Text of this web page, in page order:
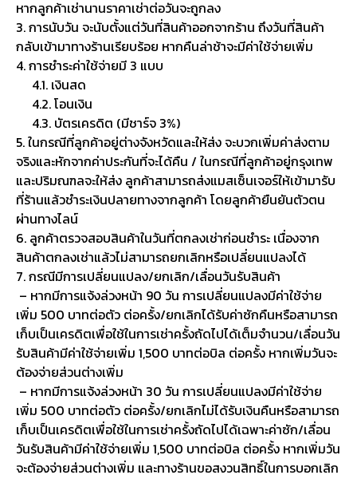
หากลูกค้าเช่านานราคาเช่าต่อวันจะถูกลง
3. การนับวัน จะนับตั้งแต่วันที่สินค้าออกจากร้าน ถึงวันที่สินค้า
กลับเข้ามาทางร้านเรียบร้อย หากคืนล่าช้าจะมีค่าใช้จ่ายเพิ่ม
4. การชำระค่าใช้จ่ายมี 3 แบบ
4.1. เงินสด
4.2. โอนเงิน
4.3. บัตรเครดิต (มีชาร์จ 3%)
5. ในกรณีที่ลูกค้าอยู่ต่างจังหวัดและให้ส่ง จะบวกเพิ่มค่าส่งตาม
จริงและหักจากค่าประกันที่จะได้คืน / ในกรณีที่ลูกค้าอยู่กรุงเทพ
และปริมณฑลจะให้ส่ง ลูกค้าสามารถส่งแมสเซ็นเจอร์ให้เข้ามารับ
ที่ร้านแล้วชำระเงินปลายทางจากลูกค้า โดยลูกค้ายืนยันตัวตน
ผ่านทางไลน์
6. ลูกค้าตรวจสอบสินค้าในวันที่ตกลงเช่าก่อนชำระ เนื่องจาก
สินค้าตกลงเช่าแล้วไม่สามารถยกเลิกหรือเปลี่ยนแปลงได้
7. กรณีมีการเปลี่ยนแปลง/ยกเลิก/เลื่อนวันรับสินค้า
– หากมีการแจ้งล่วงหน้า 90 วัน การเปลี่ยนแปลงมีค่าใช้จ่าย
เพิ่ม 500 บาทต่อตัว ต่อครั้ง/ยกเลิกได้รับค่าซักคืนหรือสามารถ
เก็บเป็นเครดิตเพื่อใช้ในการเช่าครั้งถัดไปได้เต็มจำนวน/เลื่อนวัน
รับสินค้ามีค่าใช้จ่ายเพิ่ม 1,500 บาทต่อบิล ต่อครั้ง หากเพิ่มวันจะ
ต้องจ่ายส่วนต่างเพิ่ม
– หากมีการแจ้งล่วงหน้า 30 วัน การเปลี่ยนแปลงมีค่าใช้จ่าย
เพิ่ม 500 บาทต่อตัว ต่อครั้ง/ยกเลิกไม่ได้รับเงินคืนหรือสามารถ
เก็บเป็นเครดิตเพื่อใช้ในการเช่าครั้งถัดไปได้เฉพาะค่าซัก/เลื่อน
วันรับสินค้ามีค่าใช้จ่ายเพิ่ม 1,500 บาทต่อบิล ต่อครั้ง หากเพิ่มวัน
จะต้องจ่ายส่วนต่างเพิ่ม และทางร้านขอสงวนสิทธิ์ในการบอกเลิก